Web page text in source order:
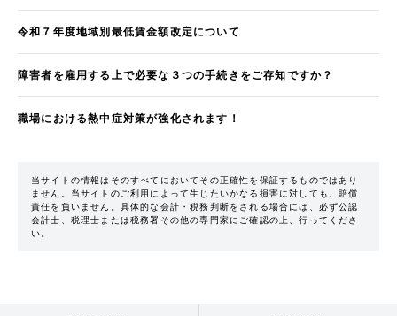
令和７年度地域別最低賃金額改定について
障害者を雇用する上で必要な３つの手続きをご存知ですか？
職場における熱中症対策が強化されます！
当サイトの情報はそのすべてにおいてその正確性を保証するものではあり
ません。当サイトのご利用によって生じたいかなる損害に対しても、賠償
責任を負いません。具体的な会計・税務判断をされる場合には、必ず公認
会計士、税理士または税務署その他の専門家にご確認の上、行ってくださ
い。